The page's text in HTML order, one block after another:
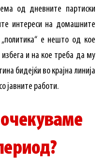
од дневните партиски
интереси на домашните
е нешто од кое
и на кое треба да му
бидејќи во крајна линија
јавните работи.